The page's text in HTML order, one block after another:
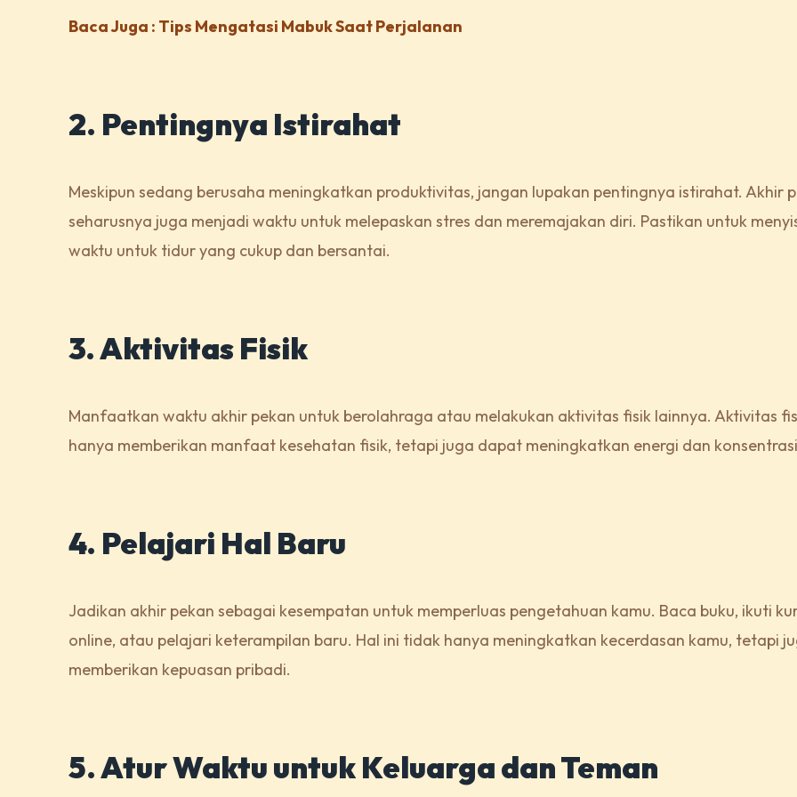
Baca Juga : Tips Mengatasi Mabuk Saat Perjalanan
2. Pentingnya Istirahat
Meskipun sedang berusaha meningkatkan produktivitas, jangan lupakan pentingnya istirahat. Akhir
seharusnya juga menjadi waktu untuk melepaskan stres dan meremajakan diri. Pastikan untuk
waktu untuk tidur yang cukup dan bersantai.
3. Aktivitas Fisik
Manfaatkan waktu akhir pekan untuk berolahraga atau melakukan aktivitas fisik lainnya. Aktivitas
hanya memberikan manfaat kesehatan fisik, tetapi juga dapat meningkatkan energi dan
4. Pelajari Hal Baru
Jadikan akhir pekan sebagai kesempatan untuk memperluas pengetahuan kamu. Baca buku, ikuti
online, atau pelajari keterampilan baru. Hal ini tidak hanya meningkatkan kecerdasan kamu, tetapi
memberikan kepuasan pribadi.
5. Atur Waktu untuk Keluarga dan Teman